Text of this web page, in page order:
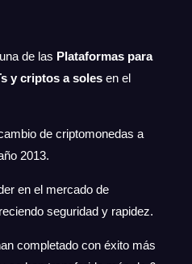
de las Plataformas para
y criptos a soles en el
de criptomonedas a
2013.
en el mercado de
seguridad y rapidez.
completado con éxito más